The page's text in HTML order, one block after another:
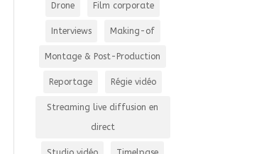
Drone Film corporate
Interviews Making-of
Montage & Post-Production
Reportage Régie vidéo
Streaming live diffusion en
direct